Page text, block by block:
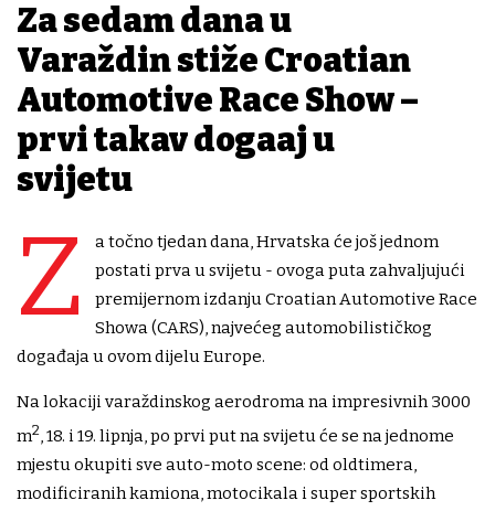
Za sedam dana u
Varaždin stiže Croatian
Automotive Race Show –
prvi takav događaj u
svijetu
Z
a točno tjedan dana, Hrvatska će još jednom
postati prva u svijetu - ovoga puta zahvaljujući
premijernom izdanju Croatian Automotive Race
Showa (CARS), najvećeg automobilističkog
događaja u ovom dijelu Europe.
Na lokaciji varaždinskog aerodroma na impresivnih 3000
m2, 18. i 19. lipnja, po prvi put na svijetu će se na jednome
mjestu okupiti sve auto-moto scene: od oldtimera,
modificiranih kamiona, motocikala i super sportskih